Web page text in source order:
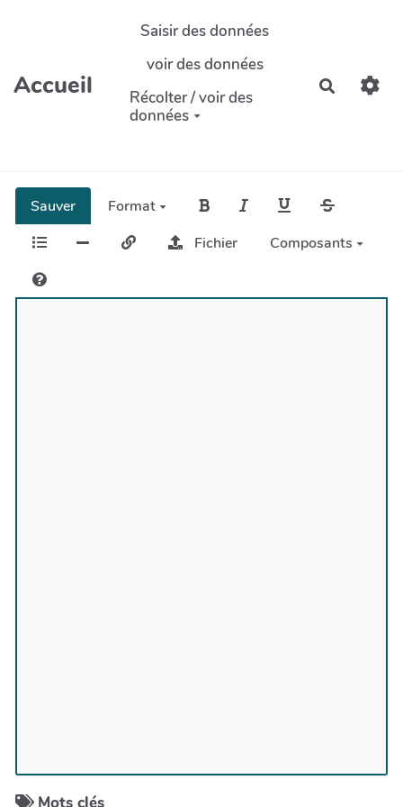
Aller au contenu principal
Accueil
Saisir des données
voir des données
Récolter / voir des
données
Sauver
Format
Fichier
Composants